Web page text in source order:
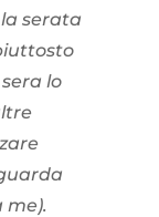
serata
lo
me).